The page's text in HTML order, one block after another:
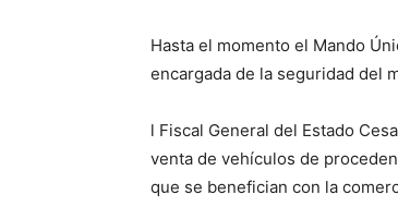
Hasta el momento el Mando
encargada de la seguridad del
l Fiscal General del Estado
venta de vehículos de
que se benefician con la